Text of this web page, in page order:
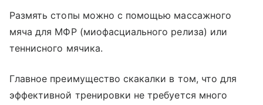
Размять стопы можно с помощью массажного
мяча для МФР (миофасциального релиза) или
теннисного мячика.
Главное преимущество скакалки в том, что для
эффективной тренировки не требуется много